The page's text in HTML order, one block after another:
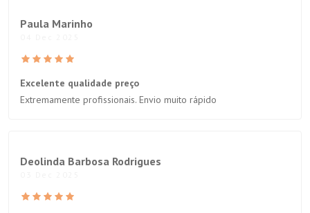
Paula Marinho
Excelente qualidade preço
Extremamente profissionais. Envio muito rápido
Deolinda Barbosa Rodrigues